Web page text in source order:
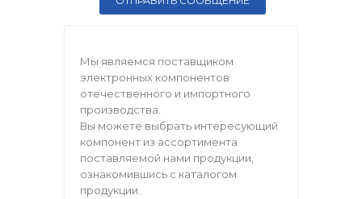
Мы являемся поставщиком
электронных компонентов
отечественного и импортного
производства.
Вы можете выбрать интересующий
компонент из ассортимента
поставляемой нами продукции,
ознакомившись с каталогом
продукции.